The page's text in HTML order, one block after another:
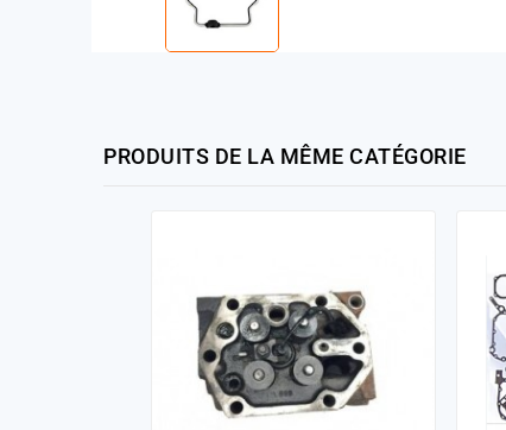
PRODUITS DE LA MÊME CATÉGORIE